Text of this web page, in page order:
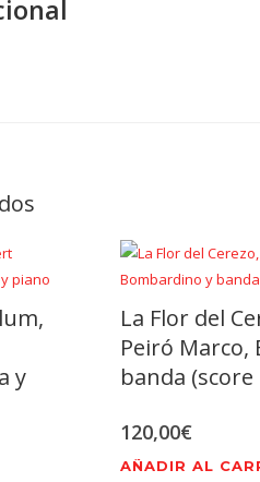
y
La Flor del
Peiró
banda
120,00€
AÑADIR AL